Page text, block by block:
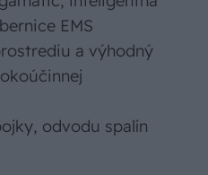
EMS
a výhodný
odvodu spalín